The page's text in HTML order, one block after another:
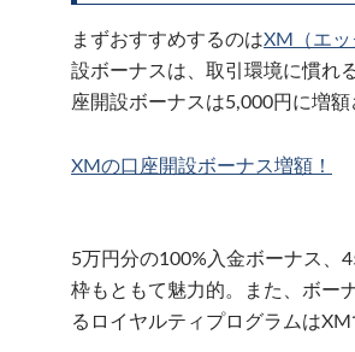
まずおすすめするのはXM（エッ
設ボーナスは、取引環境に慣れ
座開設ボーナスは5,000円に増額
XMの口座開設ボーナス増額！
5万円分の100%入金ボーナス、
枠もともて魅力的。また、ボー
るロイヤルティプログラムは